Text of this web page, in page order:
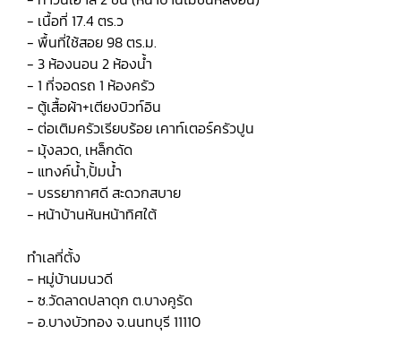
- เนื้อที่ 17.4 ตร.ว
- พื้นที่ใช้สอย 98 ตร.ม.
- 3 ห้องนอน 2 ห้องน้ำ
- 1 ที่จอดรถ 1 ห้องครัว
- ตู้เสื้อผ้า+เตียงบิวท์อิน
- ต่อเติมครัวเรียบร้อย เคาท์เตอร์ครัวปูน
- มุ้งลวด, เหล็กดัด
- แทงค์น้ำ,ปั้มน้ำ
- บรรยากาศดี สะดวกสบาย
- หน้าบ้านหันหน้าทิศใต้
ทำเลที่ตั้ง
- หมู่บ้านมนวดี
- ซ.วัดลาดปลาดุก ต.บางคูรัด
- อ.บางบัวทอง จ.นนทบุรี 11110